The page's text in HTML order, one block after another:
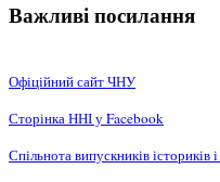
Важливі посилання
Офіційний сайт ЧНУ
Сторінка ННІ у Facebook
Спільнота випускників істориків